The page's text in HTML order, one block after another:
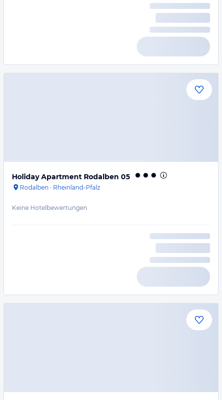
Holiday Apartment Rodalben 05
Rodalben · Rheinland-Pfalz
Keine Hotelbewertungen